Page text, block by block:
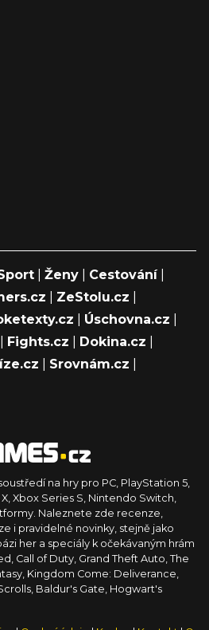
Ženy Cestování|
ZeStolu.cz
Úschovna.cz
Fights.cz Dokina.cz
Srovnám.cz
na hry pro PC, PlayStation 5,
Xbox Series S, Nintendo Switch,
Naleznete zde recenze,
i pravidelné novinky, stejně jako
her a speciály k očekávaným hrám
Call of Duty, Grand Theft Auto, The
Kingdom Come: Deliverance,
Baldur's Gate, Hogwart's